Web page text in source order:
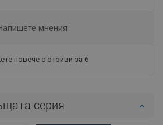
повече с отзиви за 6
мнения
серия